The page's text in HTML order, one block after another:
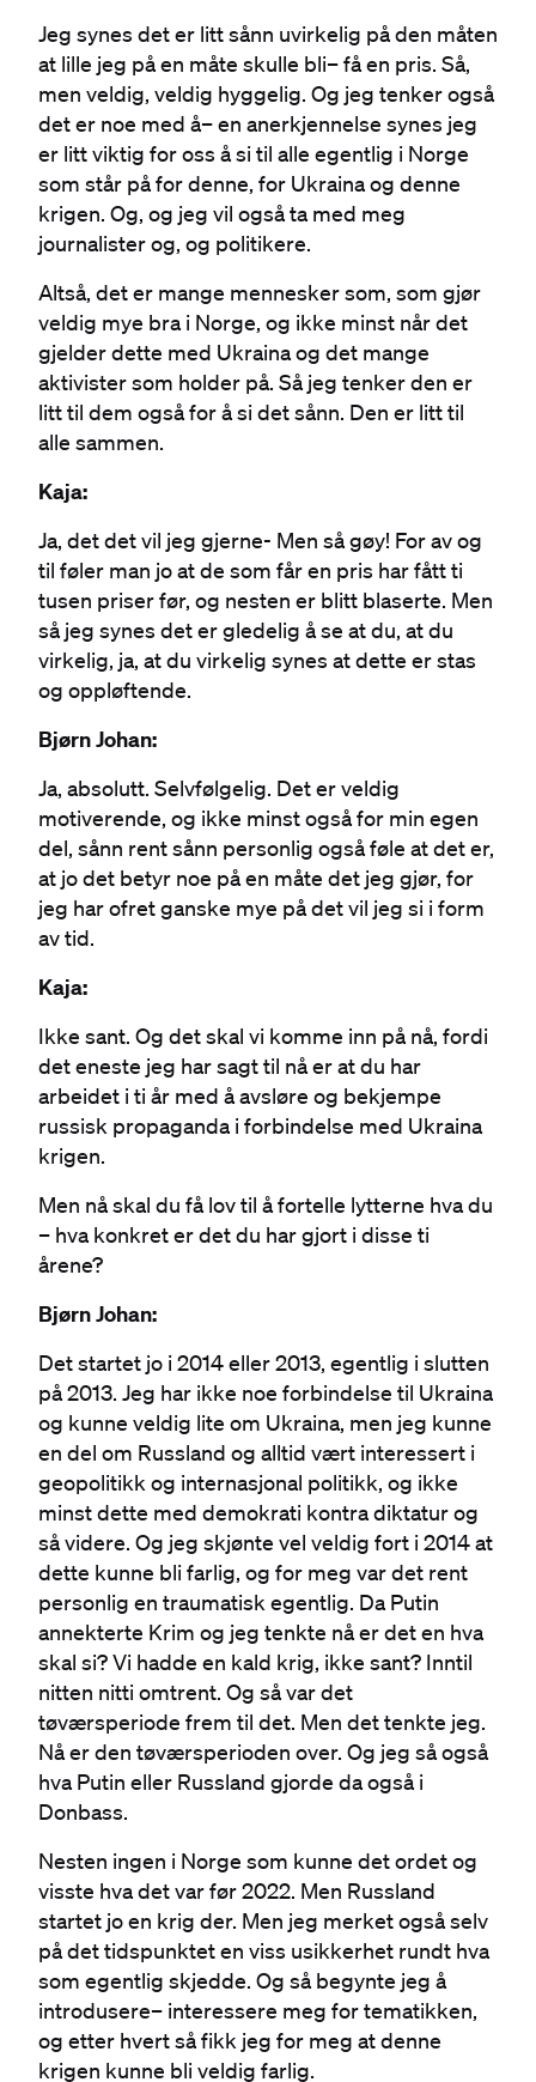
Jeg synes det er litt sånn uvirkelig på den måten
at lille jeg på en måte skulle bli– få en pris. Så,
men veldig, veldig hyggelig. Og jeg tenker også
det er noe med å– en anerkjennelse synes jeg
er litt viktig for oss å si til alle egentlig i Norge
som står på for denne, for Ukraina og denne
krigen. Og, og jeg vil også ta med meg
journalister og, og politikere.
Altså, det er mange mennesker som, som gjør
veldig mye bra i Norge, og ikke minst når det
gjelder dette med Ukraina og det mange
aktivister som holder på. Så jeg tenker den er
litt til dem også for å si det sånn. Den er litt til
alle sammen.
Kaja:
Ja, det det vil jeg gjerne- Men så gøy! For av og
til føler man jo at de som får en pris har fått ti
tusen priser før, og nesten er blitt blaserte. Men
så jeg synes det er gledelig å se at du, at du
virkelig, ja, at du virkelig synes at dette er stas
og oppløftende.
Bjørn Johan:
Ja, absolutt. Selvfølgelig. Det er veldig
motiverende, og ikke minst også for min egen
del, sånn rent sånn personlig også føle at det er,
at jo det betyr noe på en måte det jeg gjør, for
jeg har ofret ganske mye på det vil jeg si i form
av tid.
Kaja:
Ikke sant. Og det skal vi komme inn på nå, fordi
det eneste jeg har sagt til nå er at du har
arbeidet i ti år med å avsløre og bekjempe
russisk propaganda i forbindelse med Ukraina
krigen.
Men nå skal du få lov til å fortelle lytterne hva du
– hva konkret er det du har gjort i disse ti
årene?
Bjørn Johan:
Det startet jo i 2014 eller 2013, egentlig i slutten
på 2013. Jeg har ikke noe forbindelse til Ukraina
og kunne veldig lite om Ukraina, men jeg kunne
en del om Russland og alltid vært interessert i
geopolitikk og internasjonal politikk, og ikke
minst dette med demokrati kontra diktatur og
så videre. Og jeg skjønte vel veldig fort i 2014 at
dette kunne bli farlig, og for meg var det rent
personlig en traumatisk egentlig. Da Putin
annekterte Krim og jeg tenkte nå er det en hva
skal si? Vi hadde en kald krig, ikke sant? Inntil
nitten nitti omtrent. Og så var det
tøværsperiode frem til det. Men det tenkte jeg.
Nå er den tøværsperioden over. Og jeg så også
hva Putin eller Russland gjorde da også i
Donbass.
Nesten ingen i Norge som kunne det ordet og
visste hva det var før 2022. Men Russland
startet jo en krig der. Men jeg merket også selv
på det tidspunktet en viss usikkerhet rundt hva
som egentlig skjedde. Og så begynte jeg å
introdusere– interessere meg for tematikken,
og etter hvert så fikk jeg for meg at denne
krigen kunne bli veldig farlig.